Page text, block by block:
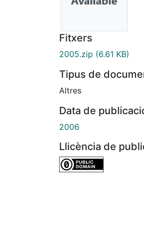
Fitxers
2005.zip (6.61 KB)
Tipus de
Altres
Data de
2006
Llicència de